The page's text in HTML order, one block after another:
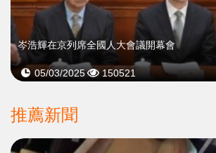
岑浩輝在京列席全國人大會議開幕會
05/03/2025 150521
推薦新聞